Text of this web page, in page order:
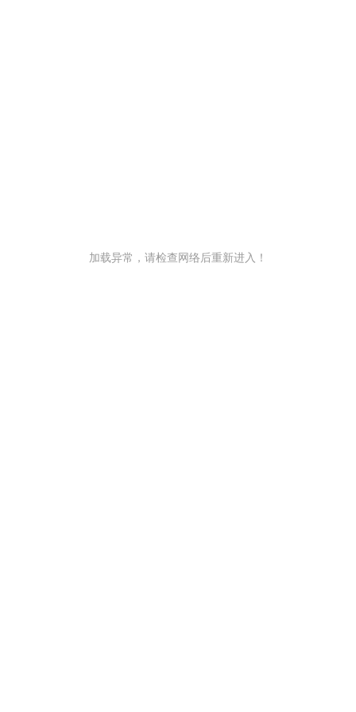
加载异常，请检查网络后重新进入！